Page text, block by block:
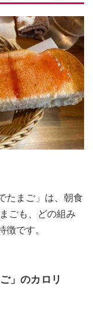
たまご」は、朝食
ごも、どの組み
です。
」のカロリ